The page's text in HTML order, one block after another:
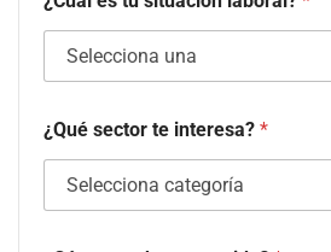
¿Qué sector te interesa? *